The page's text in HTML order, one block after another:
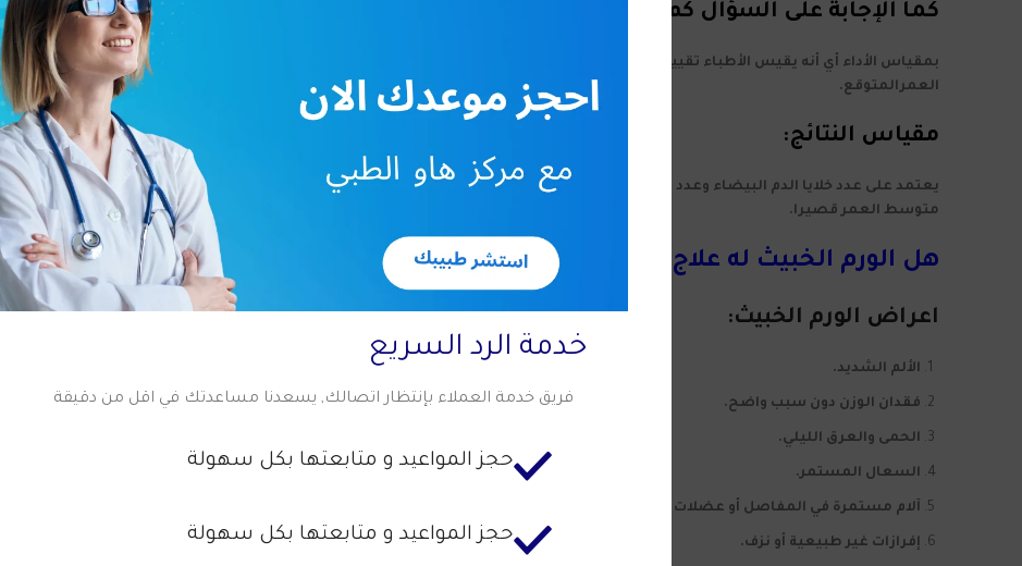
خدمة الرد السريع
فريق خدمة العملاء بإنتظار اتصالك, يسعدنا مساعدتك في اقل من دقيقة
حجز المواعيد و متابعتها بكل سهولة
حجز المواعيد و متابعتها بكل سهولة
كما الإجابة على السؤال كم يعيش مريض السرطان المنتشر وذلك:
بمقياس الأداء أي أنه يقيس الأطباء تقييم أداء الفرد وقدرته على ممارسة الأنشطة اليومية والعناية بنفسه وتتناسب هذه النسبة مع متوسط
العمرالمتوقع.
مقياس النتائج:
يعتمد على عدد خلايا الدم البيضاء وعدد الخلايا الليمفاوية وهذه العلاقة تكون بين النتائج وبين متوسط العمر علاقة عكسية أي كلما زادت كان
متوسط العمر قصيرا.
هل الورم الخبيث له علاج؟
اعراض الورم الخبيث:
الألم الشديد.
فقدان الوزن دون سبب واضح.
الحمى والعرق الليلي.
السعال المستمر.
آلام مستمرة في المفاصل أو عضلات الجسم.
إفرازات غير طبيعية أو نزف.